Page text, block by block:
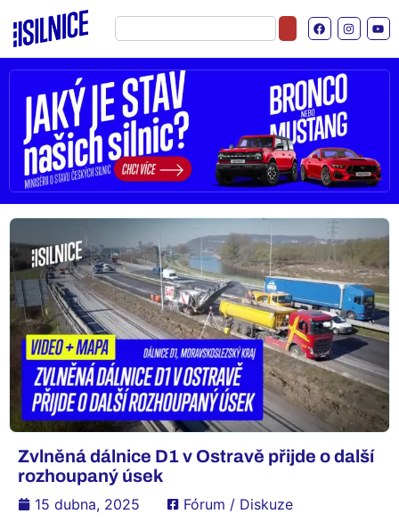
Zvlněná dálnice D1 v Ostravě přijde o další
rozhoupaný úsek
15 dubna, 2025
Fórum / Diskuze